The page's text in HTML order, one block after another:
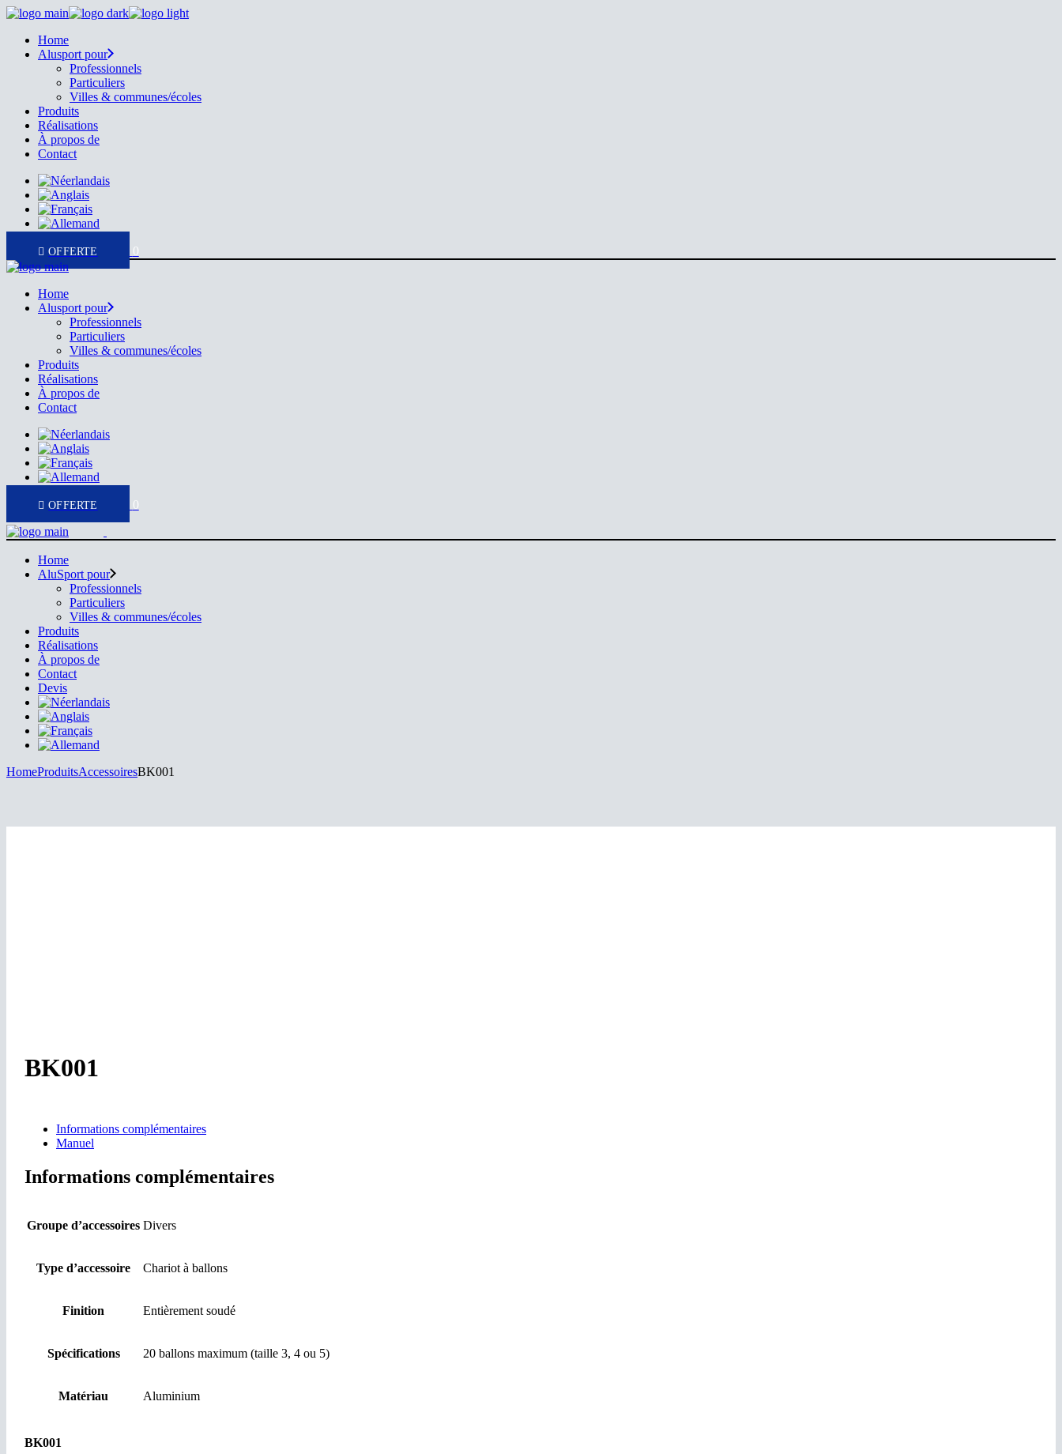
Skip
content
Home
Alusport pour
Professionnels
Particuliers
Villes & communes/écoles
Produits
Réalisations
À propos de
Contact
0
Home
Alusport pour
Professionnels
Particuliers
Villes & communes/écoles
Produits
Réalisations
À propos de
Contact
0
Home
AluSport pour
Professionnels
Particuliers
Villes & communes/écoles
Produits
Réalisations
À propos de
Contact
Devis
HomeProduitsAccessoiresBK001
BK001
Informations complémentaires
Manuel
Informations complémentaires
Groupe d’accessoires Divers
Type d’accessoire Chariot à ballons
Finition Entièrement soudé
Spécifications 20 ballons maximum (taille 3, 4 ou 5)
Matériau Aluminium
BK001